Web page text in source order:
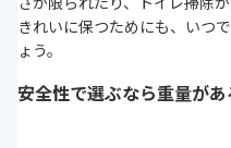
きれいに保つためにも、いつ
ょう。
安全性で選ぶなら重量が